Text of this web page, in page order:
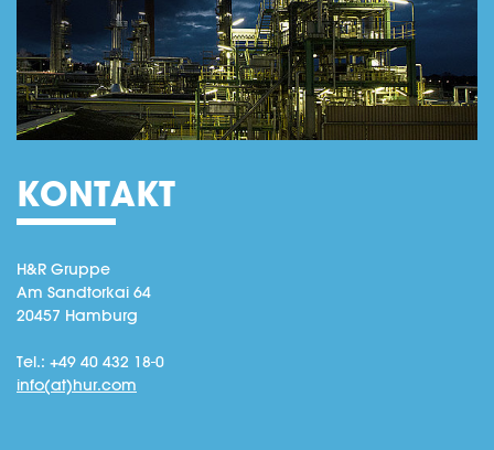
KONTAKT
H&R Gruppe
Am Sandtorkai 64
20457 Hamburg
Tel.: +49 40 432 18-0
info(at)hur.com